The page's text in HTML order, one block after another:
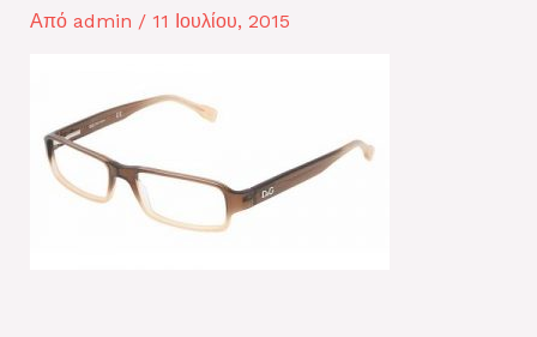
Από admin / 11 Ιουλίου, 2015